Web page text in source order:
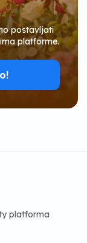
postavljati
platforme.
platforma